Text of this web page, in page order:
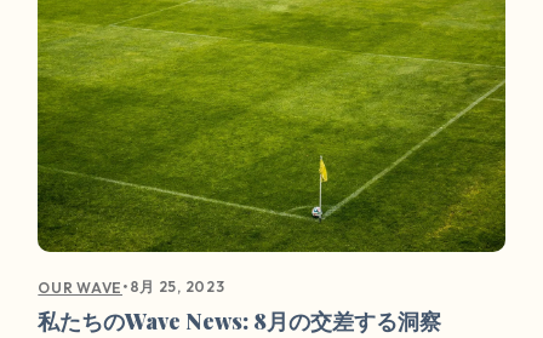
OUR WAVE • 8月 25, 2023
私たちのWave News: 8月の交差する洞察